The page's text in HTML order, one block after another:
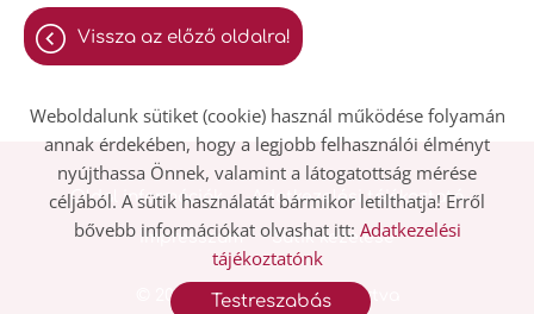
vissza az előző oldalra!
© 2026 - Minden jog fenntartva
Oldal információk Adatkezelési tájékoztató
Impresszum Sütik kezelése
Testreszabás
Weboldalunk sütiket (cookie) használ működése folyamán
annak érdekében, hogy a legjobb felhasználói élményt
nyújthassa Önnek, valamint a látogatottság mérése
céljából. A sütik használatát bármikor letilthatja! Erről
bővebb információkat olvashat itt: Adatkezelési
tájékoztatónk